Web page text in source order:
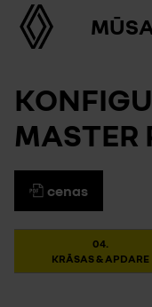
MASTER
cenas
KRĀSAS & APDARE